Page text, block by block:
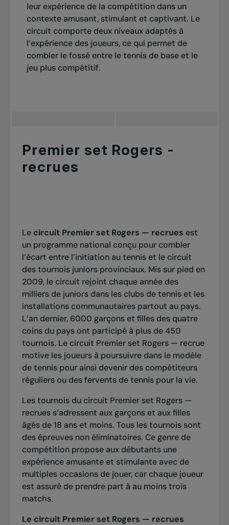
leur expérience de la compétition dans un
contexte amusant, stimulant et captivant. Le
circuit comporte deux niveaux adaptés à
l’expérience des joueurs, ce qui permet de
combler le fossé entre le tennis de base et le
jeu plus compétitif.
Premier set Rogers -
recrues
Le circuit Premier set Rogers — recrues est
un programme national conçu pour combler
l’écart entre l’initiation au tennis et le circuit
des tournois juniors provinciaux. Mis sur pied en
2009, le circuit rejoint chaque année des
milliers de juniors dans les clubs de tennis et les
installations communautaires partout au pays.
L’an dernier, 6000 garçons et filles des quatre
coins du pays ont participé à plus de 450
tournois. Le circuit Premier set Rogers — recrue
motive les joueurs à poursuivre dans le modèle
de tennis pour ainsi devenir des compétiteurs
réguliers ou des fervents de tennis pour la vie.
Les tournois du circuit Premier set Rogers —
recrues s’adressent aux garçons et aux filles
âgés de 18 ans et moins. Tous les tournois sont
des épreuves non éliminatoires. Ce genre de
compétition propose aux débutants une
expérience amusante et stimulante avec de
multiples occasions de jouer, car chaque joueur
est assuré de prendre part à au moins trois
matchs.
Le circuit Premier set Rogers — recrues